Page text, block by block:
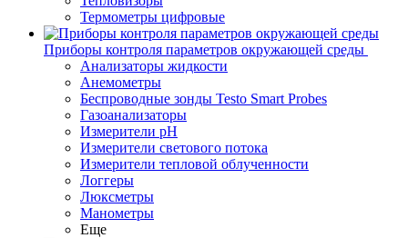
Термометры цифровые
Приборы контроля параметров окружающей среды
Анализаторы жидкости
Анемометры
Беспроводные зонды Testo Smart Probes
Газоанализаторы
Измерители pH
Измерители светового потока
Измерители тепловой облученности
Логгеры
Люксметры
Манометры
Еще